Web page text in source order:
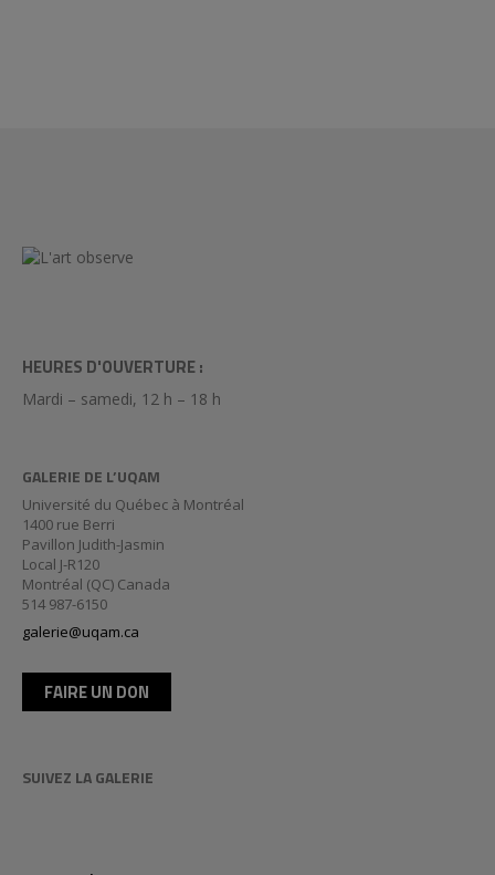
HEURES D'OUVERTURE :
Mardi – samedi, 12 h – 18 h
GALERIE DE L’UQAM
Université du Québec à Montréal
1400 rue Berri
Pavillon Judith-Jasmin
Local J-R120
Montréal (QC) Canada
514 987-6150
galerie@uqam.ca
FAIRE UN DON
SUIVEZ LA GALERIE